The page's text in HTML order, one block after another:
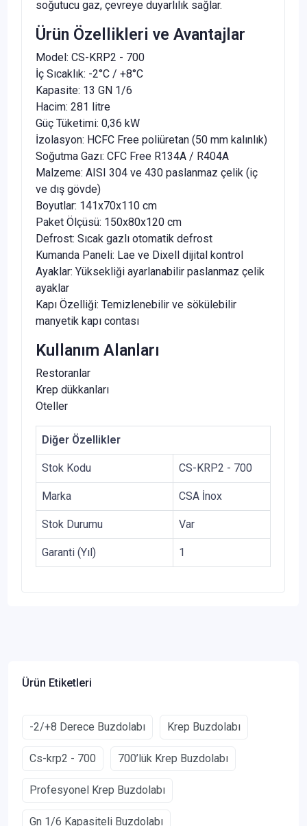
soğutucu gaz, çevreye duyarlılık sağlar.
Ürün Özellikleri ve Avantajlar
Model: CS-KRP2 - 700
İç Sıcaklık: -2°C / +8°C
Kapasite: 13 GN 1/6
Hacim: 281 litre
Güç Tüketimi: 0,36 kW
İzolasyon: HCFC Free poliüretan (50 mm kalınlık)
Soğutma Gazı: CFC Free R134A / R404A
Malzeme: AISI 304 ve 430 paslanmaz çelik (iç
ve dış gövde)
Boyutlar: 141x70x110 cm
Paket Ölçüsü: 150x80x120 cm
Defrost: Sıcak gazlı otomatik defrost
Kumanda Paneli: Lae ve Dixell dijital kontrol
Ayaklar: Yüksekliği ayarlanabilir paslanmaz çelik
ayaklar
Kapı Özelliği: Temizlenebilir ve sökülebilir
manyetik kapı contası
Kullanım Alanları
Restoranlar
Krep dükkanları
Oteller
Diğer Özellikler
Stok Kodu CS-KRP2 - 700
Marka CSA İnox
Stok Durumu Var
Garanti (Yıl) 1
Ürün Etiketleri
-2/+8 Derece Buzdolabı Krep Buzdolabı
Cs-krp2 - 700 700’lük Krep Buzdolabı
Profesyonel Krep Buzdolabı
Gn 1/6 Kapasiteli Buzdolabı